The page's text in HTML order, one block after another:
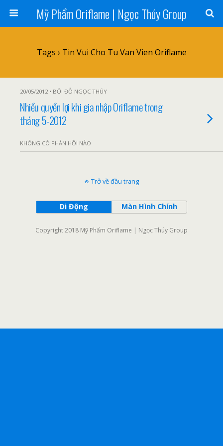
Mỹ Phẩm Oriflame | Ngọc Thúy Group
Tags › Tin Vui Cho Tu Van Vien Oriflame
20/05/2012 • BỞI ĐỖ NGỌC THÚY
Nhiều quyền lợi khi gia nhập Oriflame trong
tháng 5-2012
KHÔNG CÓ PHẢN HỒI NÀO
Trở về đầu trang
Di Động Màn Hình Chính
Copyright 2018 Mỹ Phẩm Oriflame | Ngọc Thúy Group